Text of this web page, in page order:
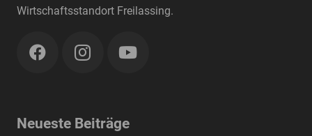
Wirtschaftsstandort Freilassing.
Neueste Beiträge